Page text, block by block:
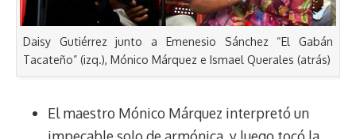
Daisy Gutiérrez junto a Emenesio Sánchez “El Gabán
Tacateño” (izq.), Mónico Márquez e Ismael Querales (atrás)
El maestro Mónico Márquez interpretó un